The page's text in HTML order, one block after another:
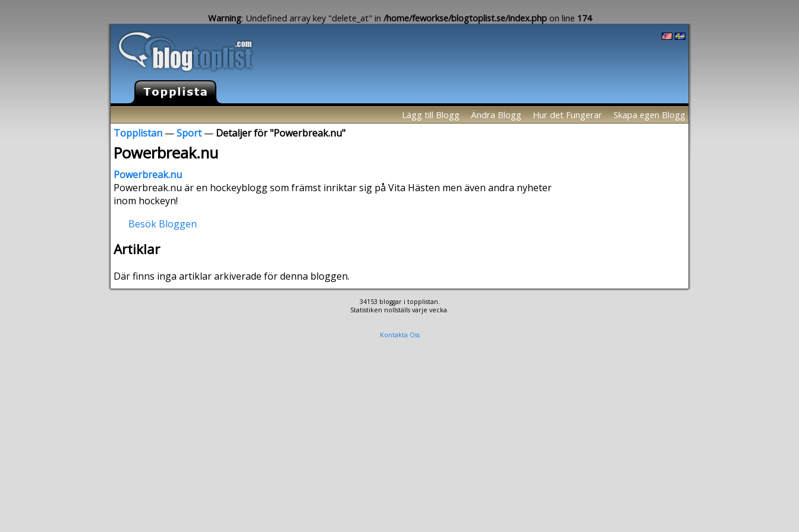
Warning: Undefined array key "delete_at" in /home/feworkse/blogtoplist.se/index.phpon line 174
Lägg till Blogg Ändra Blogg Hur det Fungerar Skapa egen Blogg
Topplistan —Sport— Detaljer för "Powerbreak.nu"
Powerbreak.nu
Powerbreak.nu
Powerbreak.nu är en hockeyblogg som främst inriktar sig på Vita Hästen men även andra nyheter
inom hockeyn!
Besök Bloggen
Artiklar
Där finns inga artiklar arkiverade för denna bloggen.
34153 bloggar i topplistan.
Statistiken nollställs varje vecka.
Kontakta Oss